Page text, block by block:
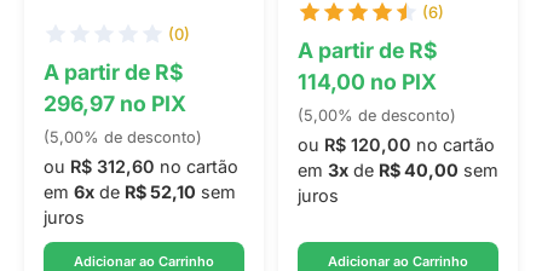
(0)
A partir de R$
296,97 no PIX
(5,00% de desconto)
ou R$ 312,60 no cartão
em 6x de R$ 52,10 sem
juros
Adicionar ao Carrinho
(6)
A partir de R$
114,00 no PIX
(5,00% de desconto)
ou R$ 120,00 no cartão
em 3x de R$ 40,00 sem
juros
Adicionar ao Carrinho